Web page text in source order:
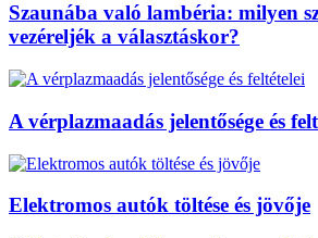
Szaunába való lambéria: milyen
vezéreljék a választáskor?
A vérplazmaadás jelentősége és
Elektromos autók töltése és jövője